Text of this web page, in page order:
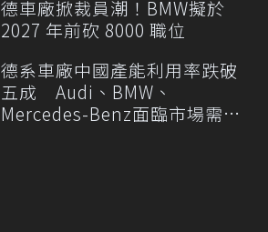
德車廠掀裁員潮！BMW擬於
2027 年前砍 8000 職位
德系車廠中國產能利用率跌破
五成 Audi、BMW、
Mercedes-Benz面臨市場需求